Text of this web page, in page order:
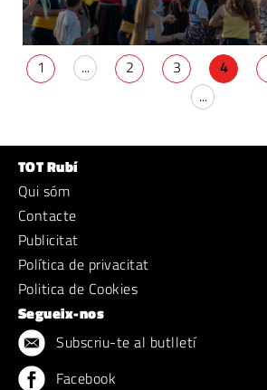
1 ... 2 3 4
...
TOT Rubí
Qui sóm
Contacte
Publicitat
Política de privacitat
Politica de Cookies
Segueix-nos
Subscriu-te al butlletí
Facebook